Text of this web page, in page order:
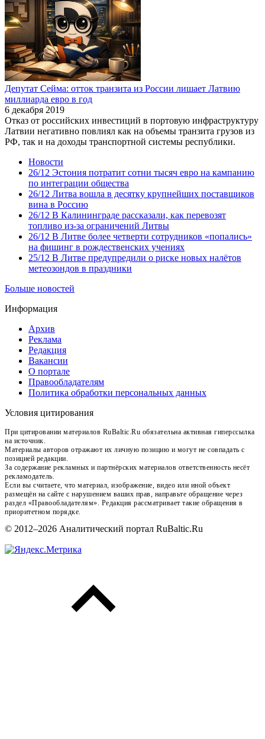
Депутат Сейма: отток транзита из России лишает Латвию
миллиарда евро в год
6 декабря 2019
Отказ от российских инвестиций в портовую инфраструктуру
Латвии негативно повлиял как на объемы транзита грузов из
РФ, так и на доходы транспортной системы республики.
Новости
26/12 Эстония потратит сотни тысяч евро на кампанию
по интеграции общества
26/12 Литва вошла в десятку крупнейших поставщиков
вина в Россию
26/12 В Калининграде рассказали, как перевозят
топливо из-за ограничений Литвы
26/12 В Литве более четверти сотрудников «попались»
на фишинг в рождественских учениях
25/12 В Литве предупредили о риске новых налётов
метеозондов в праздники
Больше новостей
Информация
Архив
Реклама
Редакция
Вакансии
О портале
Правообладателям
Политика обработки персональных данных
Условия цитирования
При цитировании материалов RuBaltic.Ru обязательна активная гиперссылка
на источник.
Материалы авторов отражают их личную позицию и могут не совпадать с
позицией редакции.
За содержание рекламных и партнёрских материалов ответственность несёт
рекламодатель.
Если вы считаете, что материал, изображение, видео или иной объект
размещён на сайте с нарушением ваших прав, направьте обращение через
раздел «Правообладателям». Редакция рассматривает такие обращения в
приоритетном порядке.
© 2012–2026 Аналитический портал RuBaltic.Ru